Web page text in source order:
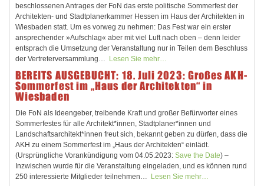
beschlossenen Antrages der FoN das erste politische Sommerfest der
Architekten- und Stadtplanerkammer Hessen im Haus der Architekten in
Wiesbaden statt. Um es vorweg zu nehmen: Das Fest war ein erster
ansprechender »Aufschlag« aber mit viel Luft nach oben – denn leider
entsprach die Umsetzung der Veranstaltung nur in Teilen dem Beschluss
der Vertreterversammlung…
Lesen Sie mehr…
BEREITS AUSGEBUCHT: 18. Juli 2023: Großes AKH-
Sommerfest im „Haus der Architekten“ in
Wiesbaden
Die FoN als Ideengeber, treibende Kraft und großer Befürworter eines
Sommerfestes für alle Architekt*innen, Stadtplaner*innen und
Landschaftsarchitekt*innen freut sich, bekannt geben zu dürfen, dass die
AKH zu einem Sommerfest im „Haus der Architekten“ einlädt.
(Ursprüngliche Vorankündigung vom 04.05.2023: Save the Date) –
Inzwischen wurde für die Veranstaltung eingeladen, und es können rund
250 interessierte Mitglieder teilnehmen…
Lesen Sie mehr…